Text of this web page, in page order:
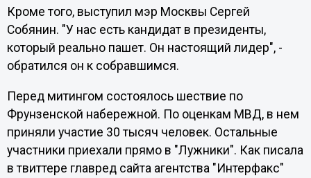
Кроме того, выступил мэр Москвы Сергей
Собянин. "У нас есть кандидат в президенты,
который реально пашет. Он настоящий лидер", -
обратился он к собравшимся.
Перед митингом состоялось шествие по
Фрунзенской набережной. По оценкам МВД, в нем
приняли участие 30 тысяч человек. Остальные
участники приехали прямо в "Лужники". Как писала
в твиттере главред сайта агентства "Интерфакс"